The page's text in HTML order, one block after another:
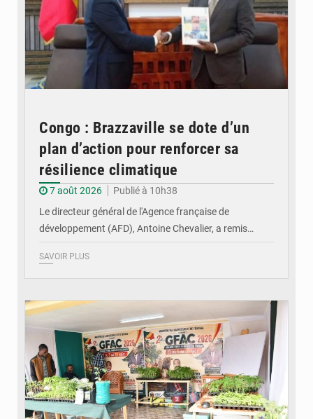
Congo : Brazzaville se dote d’un
plan d’action pour renforcer sa
résilience climatique
7 août 2026
Publié à 10h38
Le directeur général de l'Agence française de
développement (AFD), Antoine Chevalier, a remis…
SAVOIR PLUS